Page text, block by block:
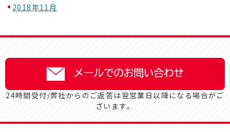
2018年11月
24時間受付/弊社からのご返答は翌営業日以降になる場合がご
ざいます。